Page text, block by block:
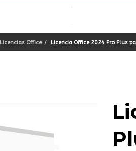
Licencias Office Licencia Office 2024 Pro Plus